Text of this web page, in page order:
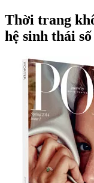
Thời trang
hệ sinh thái số